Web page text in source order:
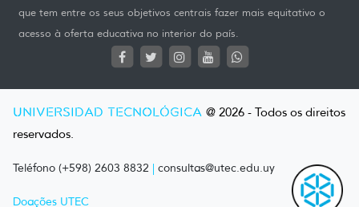
que tem entre os seus objetivos centrais fazer mais equitativo o
acesso à oferta educativa no interior do país.
UNIVERSIDAD TECNOLÓGICA @ 2026 - Todos os direitos
reservados.
Teléfono (+598) 2603 8832 | consultas@utec.edu.uy
Doações UTEC